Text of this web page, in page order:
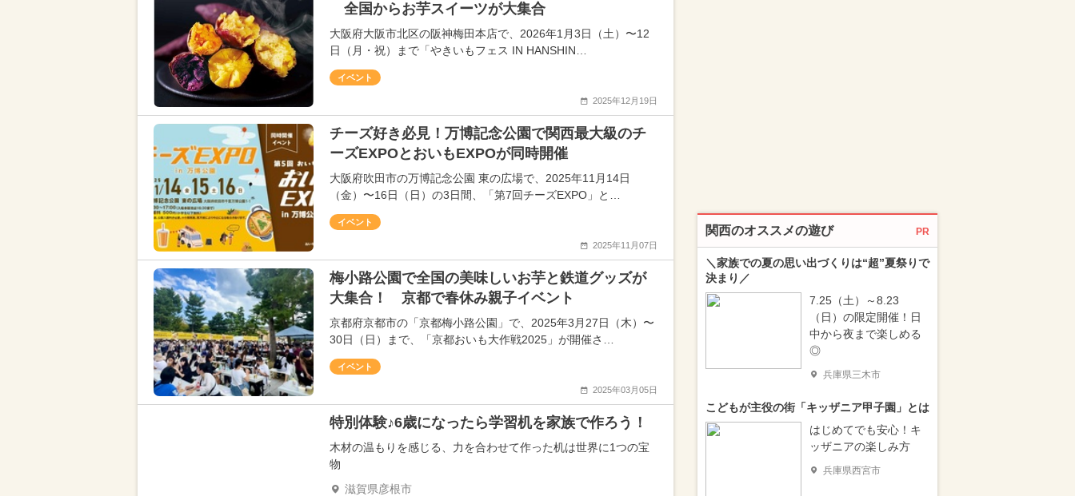
全国からお芋スイーツが大集合
大阪府大阪市北区の阪神梅田本店で、2026年1月3日（土）〜12
日（月・祝）まで「やきいもフェス IN HANSHIN…
イベント
2025年12月19日
チーズ好き必見！万博記念公園で関西最大級のチ
ーズEXPOとおいもEXPOが同時開催
大阪府吹田市の万博記念公園 東の広場で、2025年11月14日
（金）〜16日（日）の3日間、「第7回チーズEXPO」と…
イベント
2025年11月07日
梅小路公園で全国の美味しいお芋と鉄道グッズが
大集合！ 京都で春休み親子イベント
京都府京都市の「京都梅小路公園」で、2025年3月27日（木）〜
30日（日）まで、「京都おいも大作戦2025」が開催さ…
イベント
2025年03月05日
特別体験♪6歳になったら学習机を家族で作ろう！
木材の温もりを感じる、力を合わせて作った机は世界に1つの宝
物
滋賀県彦根市
関西のオススメの遊び PR
＼家族での夏の思い出づくりは“超”夏祭りで
決まり／
7.25（土）～8.23
（日）の限定開催！日
中から夜まで楽しめる
◎
兵庫県三木市
こどもが主役の街「キッザニア甲子園」とは
はじめてでも安心！キ
ッザニアの楽しみ方
兵庫県西宮市